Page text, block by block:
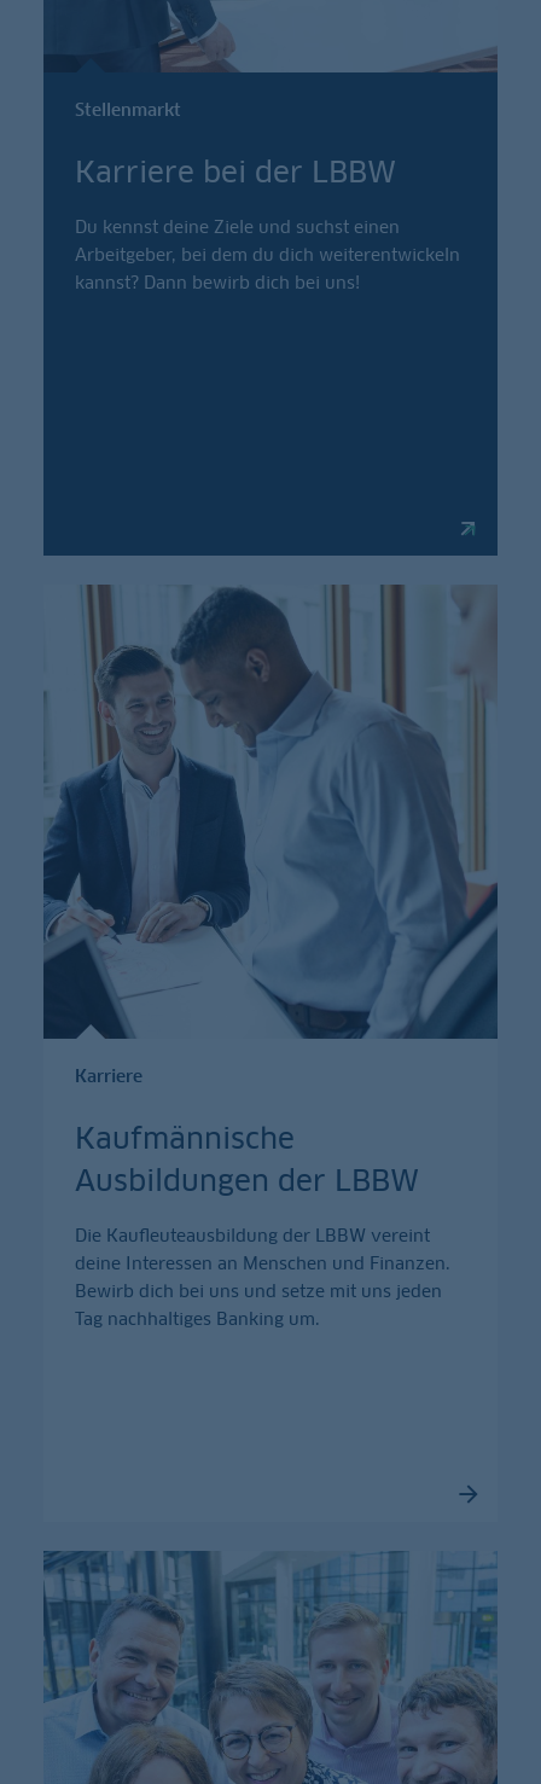
Stellenmarkt
Karriere bei der LBBW
Du kennst deine Ziele und suchst einen
Arbeitgeber, bei dem du dich weiterentwickeln
kannst? Dann bewirb dich bei uns!
Karriere
Kaufmännische
Ausbildungen der LBBW
Die Kaufleuteausbildung der LBBW vereint
deine Interessen an Menschen und Finanzen.
Bewirb dich bei uns und setze mit uns jeden
Tag nachhaltiges Banking um.